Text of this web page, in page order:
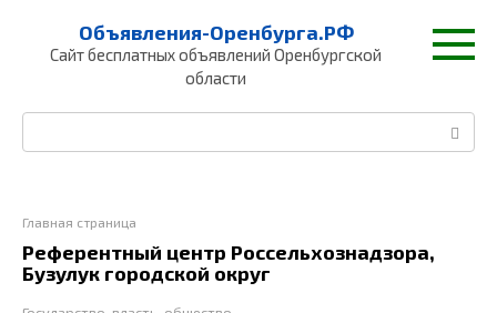
контенту
Объявления-Оренбурга.РФ
Сайт бесплатных объявлений Оренбургской
области
Главная страница
Референтный центр Россельхознадзора,
Бузулук городской округ